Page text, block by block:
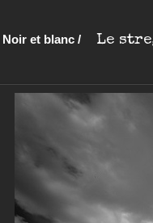
Noir et blanc / Le